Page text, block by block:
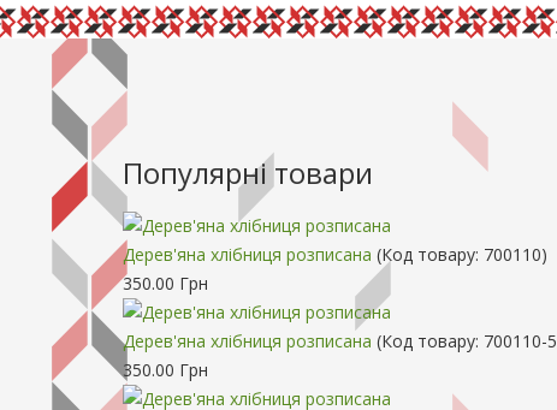
Популярні товари
Дерев'яна хлібниця розписана (Код товару: 700110)
350.00 Грн
Дерев'яна хлібниця розписана (Код товару: 700110-5
350.00 Грн